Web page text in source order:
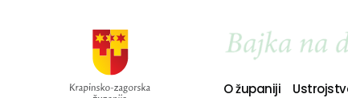
O županiji